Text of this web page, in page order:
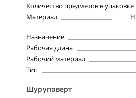
Количество предметов в упаковке
Материал
Назначение
Рабочая длина
Рабочий материал
Тип
Шуруповерт